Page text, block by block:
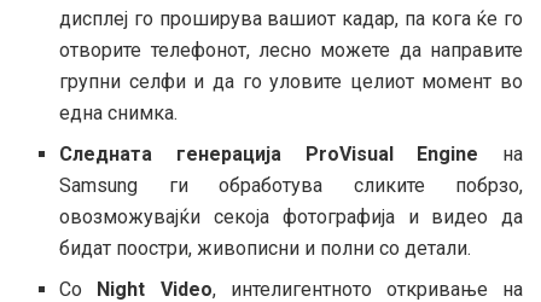
дисплеј го проширува вашиот кадар, па кога ќе го
отворите телефонот, лесно можете да направите
групни селфи и да го уловите целиот момент во
една снимка.
Следната генерација ProVisual Engine на
Samsung ги обработува сликите побрзо,
овозможувајќи секоја фотографија и видео да
бидат поостри, живописни и полни со детали.
Со Night Video, интелигентното откривање на